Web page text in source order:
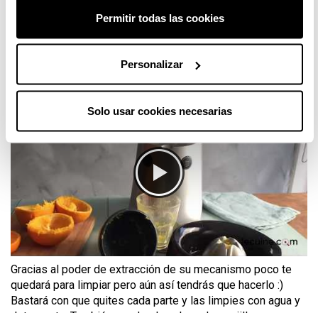
Permitir todas las cookies
Personalizar
Solo usar cookies necesarias
La facilidad de uso y limpieza del
exprimidor
Gracias al poder de extracción de su mecanismo poco te
quedará para limpiar pero aún así tendrás que hacerlo :)
Bastará con que quites cada parte y las limpies con agua y